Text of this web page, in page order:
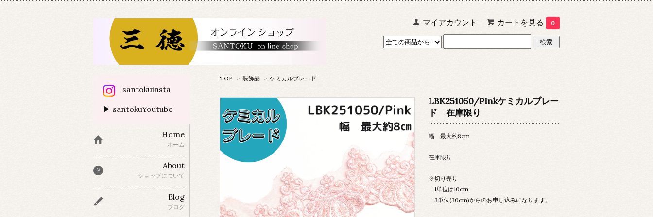
マイアカウント カートを見る 0
TOP > 装飾品 > ケミカルブレード
LBK251050/Pinkケミカルブレー
ド 在庫限り
幅 最大約8cm
在庫限り
※切り売り
1単位は10cm
3単位(30cm)からのお申し込みになります。
santokuinsta
▶ santokuYoutube
Home
ホーム
About
ショップについて
Blog
ブログ